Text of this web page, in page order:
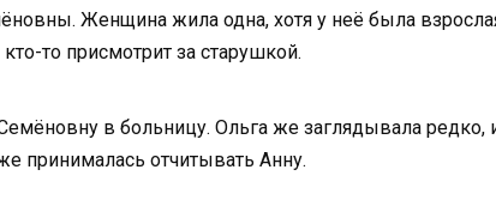
Женщина жила одна, хотя у неё была
то присмотрит за старушкой.
в больницу. Ольга же заглядывала редко,
принималась отчитывать Анну.